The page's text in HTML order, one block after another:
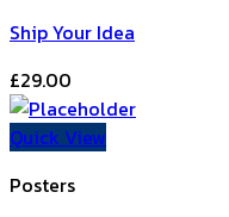
Ship Your Idea
£29.00
Quick View
Posters